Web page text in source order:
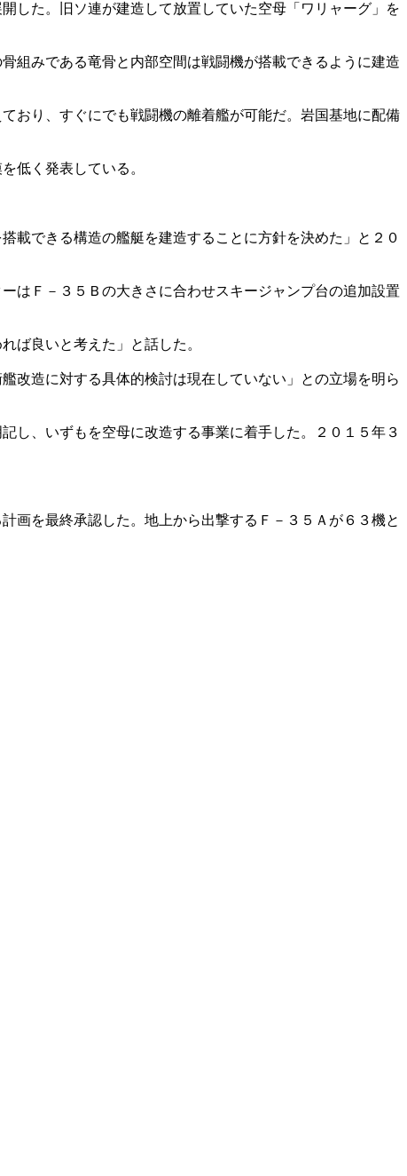
した。旧ソ連が建造して放置していた空母「ワリャーグ」を
組みである竜骨と内部空間は戦闘機が搭載できるように建造
おり、すぐにでも戦闘機の離着艦が可能だ。岩国基地に配備
低く発表している。
載できる構造の艦艇を建造することに方針を決めた」と２０
はＦ－３５Ｂの大きさに合わせスキージャンプ台の追加設置
ば良いと考えた」と話した。
改造に対する具体的検討は現在していない」との立場を明ら
し、いずもを空母に改造する事業に着手した。２０１５年３
画を最終承認した。地上から出撃するＦ－３５Ａが６３機と